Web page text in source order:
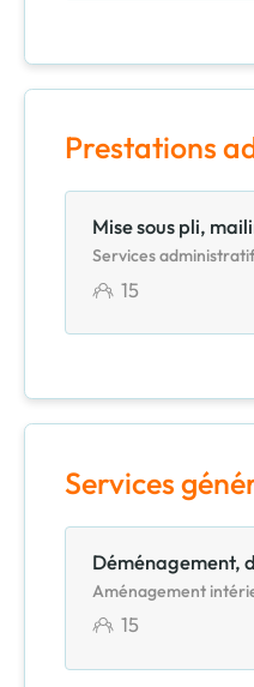
Prestations
Mise sous pli,
Services
15
Services
Déménagement,
Aménagement
15